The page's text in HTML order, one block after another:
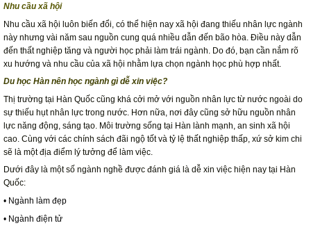
Nhu cầu xã hội
Nhu cầu xã hội luôn biến đổi, có thể hiện nay xã hội đang thiếu nhân lực ngành
này nhưng vài năm sau nguồn cung quá nhiều dẫn đến bão hòa. Điều này dẫn
đến thất nghiệp tăng và người học phải làm trái ngành. Do đó, bạn cần nắm rõ
xu hướng và nhu cầu của xã hội nhằm lựa chọn ngành học phù hợp nhất.
Du học Hàn nên học ngành gì dễ xin việc?
Thị trường tại Hàn Quốc cũng khá cởi mở với nguồn nhân lực từ nước ngoài do
sự thiếu hụt nhân lực trong nước. Hơn nữa, nơi đây cũng sở hữu nguồn nhân
lực năng động, sáng tạo. Môi trường sống tại Hàn lành mạnh, an sinh xã hội
cao. Cùng với các chính sách đãi ngộ tốt và tỷ lệ thất nghiệp thấp, xứ sở kim chi
sẽ là một địa điểm lý tưởng để làm việc.
Dưới đây là một số ngành nghề được đánh giá là dễ xin việc hiện nay tại Hàn
Quốc:
• Ngành làm đẹp
• Ngành điện tử